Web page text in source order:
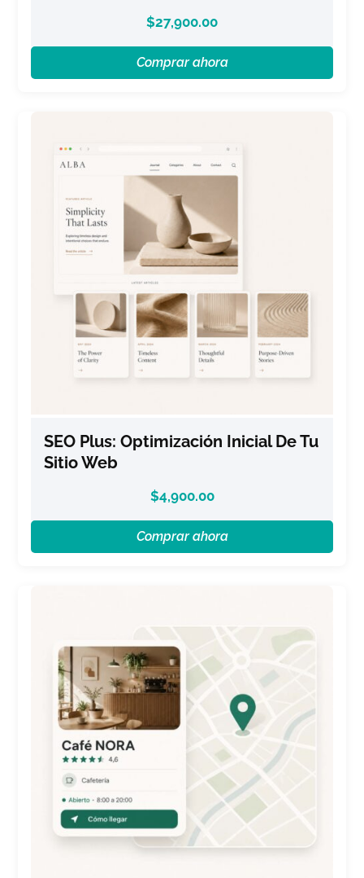
$27,900.00
Comprar ahora
SEO Plus: Optimización Inicial De Tu
Sitio Web
$4,900.00
Comprar ahora